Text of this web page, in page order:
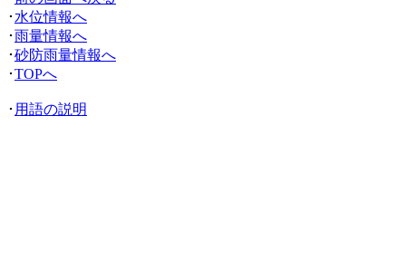
･ 水位情報へ
･雨量情報へ
･砂防雨量情報へ
･TOPへ
･ 用語の説明